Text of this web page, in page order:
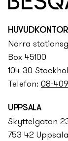
HUVUDKONTOR
Norra
Box 45100
104 30
Telefon: 08-
UPPSALA
Skyttelgatan
753 42